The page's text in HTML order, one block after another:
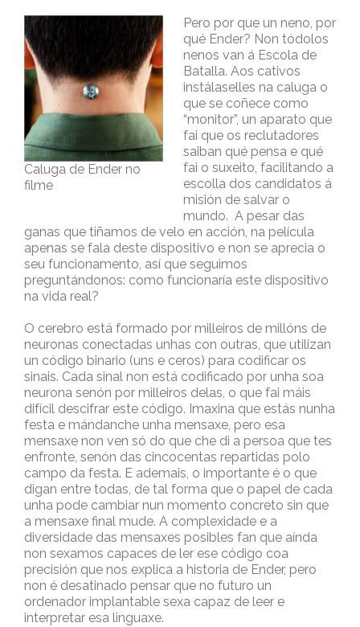
Caluga de Ender no
filme
Pero por que un neno, por
qué Ender? Non tódolos
nenos van á Escola de
Batalla. Aos cativos
instálaselles na caluga o
que se coñece como
“monitor”, un aparato que
fai que os reclutadores
saiban qué pensa e qué
fai o suxeito, facilitando a
escolla dos candidatos á
misión de salvar o
mundo. A pesar das
ganas que tiñamos de velo en acción, na película
apenas se fala deste dispositivo e non se aprecia o
seu funcionamento, así que seguimos
preguntándonos: como funcionaría este dispositivo
na vida real?
O cerebro está formado por milleiros de millóns de
neuronas conectadas unhas con outras, que utilizan
un código binario (uns e ceros) para codificar os
sinais. Cada sinal non está codificado por unha soa
neurona senón por milleiros delas, o que fai máis
difícil descifrar este código. Imaxina que estás nunha
festa e mándanche unha mensaxe, pero esa
mensaxe non ven só do que che di a persoa que tes
enfronte, senón das cincocentas repartidas polo
campo da festa. E ademais, o importante é o que
digan entre todas, de tal forma que o papel de cada
unha pode cambiar nun momento concreto sin que
a mensaxe final mude. A complexidade e a
diversidade das mensaxes posibles fan que aínda
non sexamos capaces de ler ese código coa
precisión que nos explica a historia de Ender, pero
non é desatinado pensar que no futuro un
ordenador implantable sexa capaz de leer e
interpretar esa linguaxe.